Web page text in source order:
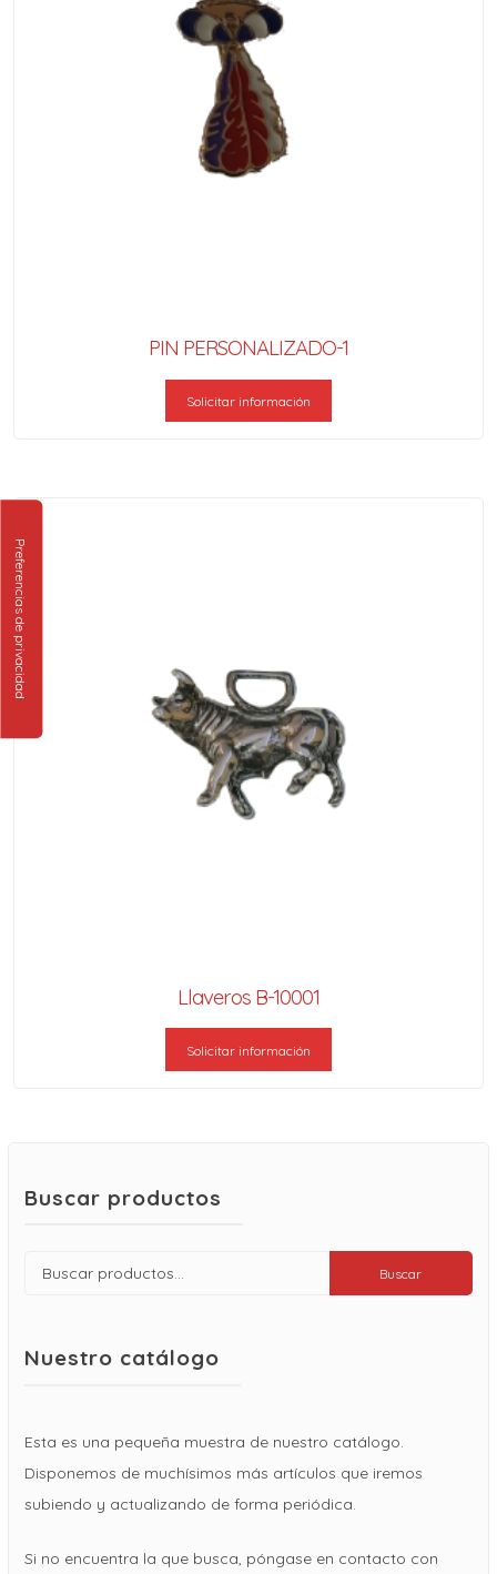
PIN PERSONALIZADO-1
Solicitar información
Llaveros B-10001
Solicitar información
Buscar productos
Buscar
Buscar
Nuestro catálogo
Esta es una pequeña muestra de nuestro catálogo.
Disponemos de muchísimos más artículos que iremos
subiendo y actualizando de forma periódica.
Si no encuentra la que busca, póngase en contacto con